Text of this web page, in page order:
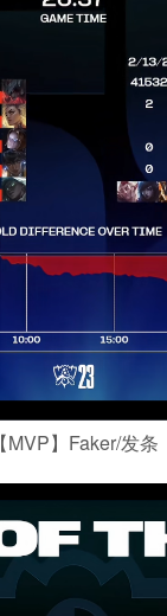
【MVP】Faker/发条